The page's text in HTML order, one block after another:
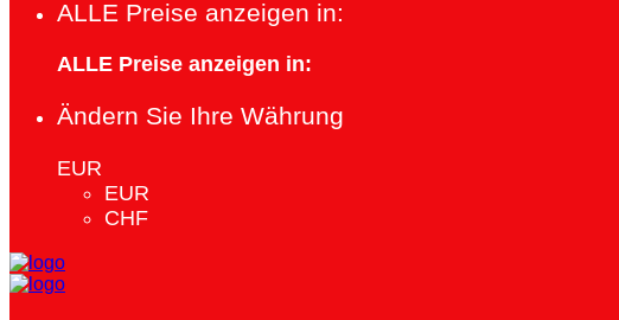
ALLE Preise anzeigen in:
ALLE Preise anzeigen in:
Ändern Sie Ihre Währung
EUR
EUR
CHF